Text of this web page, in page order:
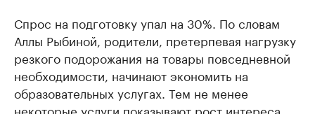
Спрос на подготовку упал на 30%. По словам
Аллы Рыбиной, родители, претерпевая нагрузку
резкого подорожания на товары повседневной
необходимости, начинают экономить на
образовательных услугах. Тем не менее
некоторые услуги показывают рост интереса.